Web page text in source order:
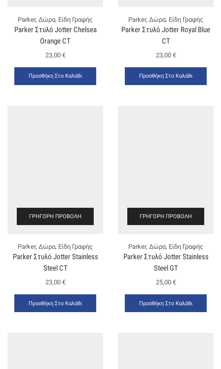
Parker, Δώρα, Είδη Γραφής
Parker Στυλό Jotter Chelsea
Orange CT
23,00 €
Προσθήκη Στο Καλάθι
Parker, Δώρα, Είδη Γραφής
Parker Στυλό Jotter Royal Blue
CT
23,00 €
Προσθήκη Στο Καλάθι
ΓΡΉΓΟΡΗ ΠΡΟΒΟΛΉ
Parker, Δώρα, Είδη Γραφής
Parker Στυλό Jotter Stainless
Steel CT
23,00 €
Προσθήκη Στο Καλάθι
ΓΡΉΓΟΡΗ ΠΡΟΒΟΛΉ
Parker, Δώρα, Είδη Γραφής
Parker Στυλό Jotter Stainless
Steel GT
25,00 €
Προσθήκη Στο Καλάθι